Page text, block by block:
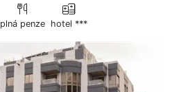
plná penze hotel ***